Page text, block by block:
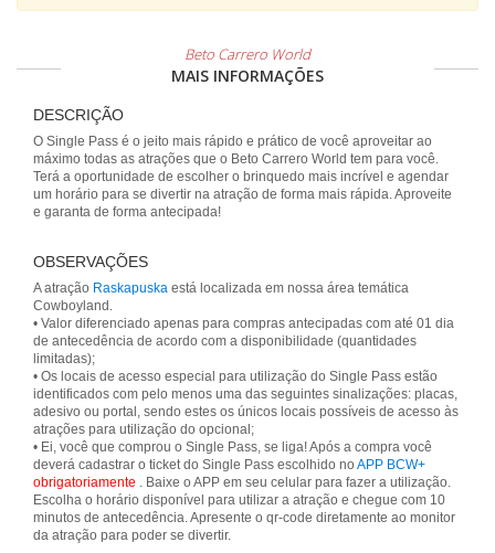
Beto Carrero World
MAIS INFORMAÇÕES
DESCRIÇÃO
O Single Pass é o jeito mais rápido e prático de você aproveitar ao
máximo todas as atrações que o Beto Carrero World tem para você.
Terá a oportunidade de escolher o brinquedo mais incrível e agendar
um horário para se divertir na atração de forma mais rápida. Aproveite
e garanta de forma antecipada!
OBSERVAÇÕES
A atração Raskapuska está localizada em nossa área temática
Cowboyland.
• Valor diferenciado apenas para compras antecipadas com até 01 dia
de antecedência de acordo com a disponibilidade (quantidades
limitadas);
• Os locais de acesso especial para utilização do Single Pass estão
identificados com pelo menos uma das seguintes sinalizações: placas,
adesivo ou portal, sendo estes os únicos locais possíveis de acesso às
atrações para utilização do opcional;
• Ei, você que comprou o Single Pass, se liga! Após a compra você
deverá cadastrar o ticket do Single Pass escolhido no APP BCW+
obrigatoriamente . Baixe o APP em seu celular para fazer a utilização.
Escolha o horário disponível para utilizar a atração e chegue com 10
minutos de antecedência. Apresente o qr-code diretamente ao monitor
da atração para poder se divertir.